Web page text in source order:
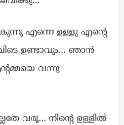
എന്നെ ഉള്ളു എന്റെ
ഉണ്ടാവും… ഞാൻ
വന്നു
വരൂ… നിന്റെ ഉള്ളിൽ